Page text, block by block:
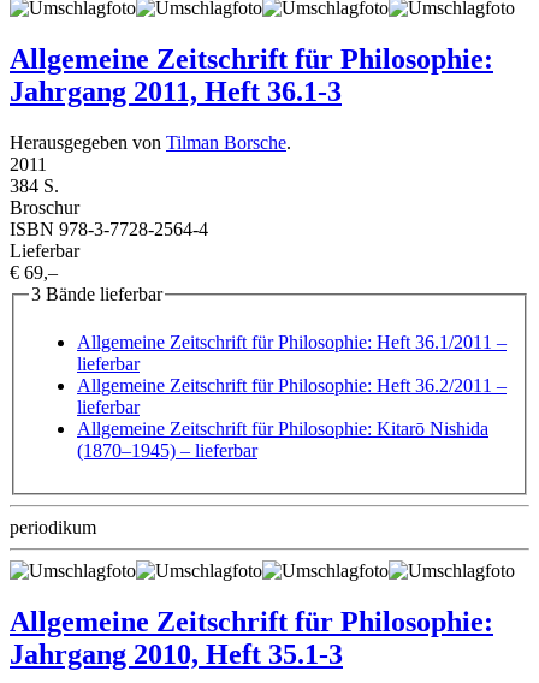
Allgemeine Zeitschrift für Philosophie:
Jahrgang 2011, Heft 36.1-3
Herausgegeben von Tilman Borsche.
2011
384 S.
Broschur
ISBN 978-3-7728-2564-4
Lieferbar
€ 69,–
3 Bände lieferbar
Allgemeine Zeitschrift für Philosophie: Heft 36.1/2011 –
lieferbar
Allgemeine Zeitschrift für Philosophie: Heft 36.2/2011 –
lieferbar
Allgemeine Zeitschrift für Philosophie: Kitarō Nishida
(1870–1945) – lieferbar
periodikum
Allgemeine Zeitschrift für Philosophie:
Jahrgang 2010, Heft 35.1-3